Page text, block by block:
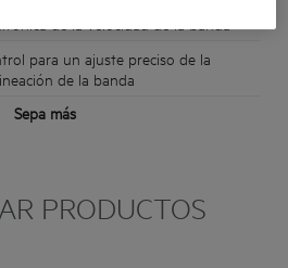
para un ajuste preciso de la
de la banda
Sepa más
PRODUCTOS